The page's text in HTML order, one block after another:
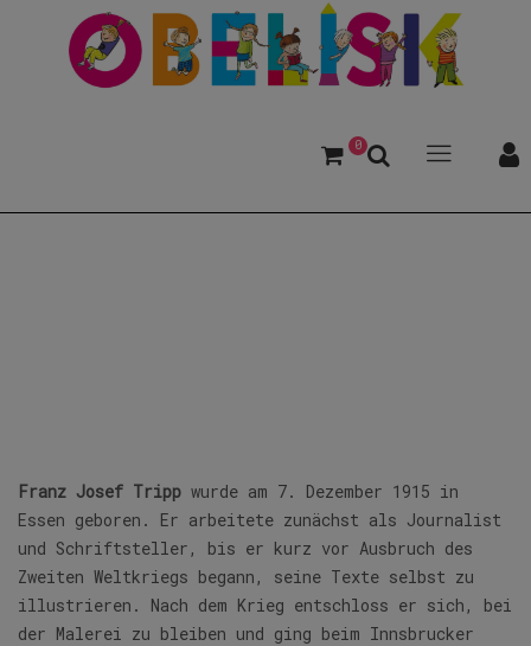
0
Franz Josef Tripp wurde am 7. Dezember 1915 in
Essen geboren. Er arbeitete zunächst als Journalist
und Schriftsteller, bis er kurz vor Ausbruch des
Zweiten Weltkriegs begann, seine Texte selbst zu
illustrieren. Nach dem Krieg entschloss er sich, bei
der Malerei zu bleiben und ging beim Innsbrucker